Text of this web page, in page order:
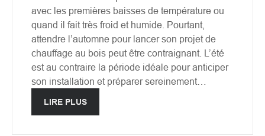
avec les premières baisses de température ou
quand il fait très froid et humide. Pourtant,
attendre l’automne pour lancer son projet de
chauffage au bois peut être contraignant. L’été
est au contraire la période idéale pour anticiper
son installation et préparer sereinement…
LIRE PLUS